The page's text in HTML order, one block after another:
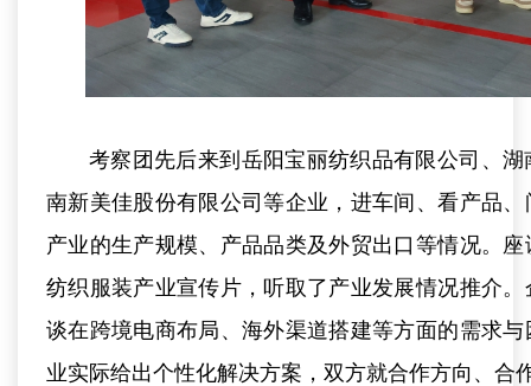
考察团先后来到岳阳宝丽纺织品有限公司、
南新美佳股份有限公司等企业，进车间、看产品
产业的生产规模、产品品类及外贸出口等情况。
纺织服装产业宣传片，听取了产业发展情况推介
谈在跨境电商布局、海外渠道搭建等方面的需求
业实际给出个性化解决方案，双方就合作方向、合